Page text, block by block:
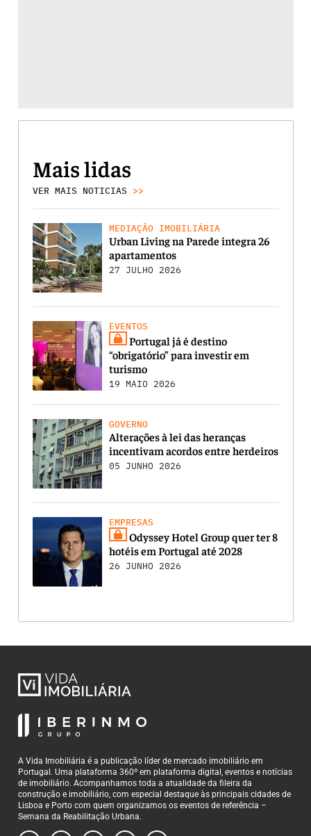
Mais lidas
VER MAIS NOTICIAS >>
MEDIAÇÃO IMOBILIÁRIA
Urban Living na Parede integra 26
apartamentos
27 JULHO 2026
EVENTOS
Portugal já é destino
“obrigatório” para investir em
turismo
19 MAIO 2026
GOVERNO
Alterações à lei das heranças
incentivam acordos entre herdeiros
05 JUNHO 2026
EMPRESAS
Odyssey Hotel Group quer ter 8
hotéis em Portugal até 2028
26 JUNHO 2026
A Vida Imobiliária é a publicação líder de mercado imobiliário em
Portugal. Uma plataforma 360º em plataforma digital, eventos e notícias
de imobiliário. Acompanhamos toda a atualidade da fileira da
construção e imobiliário, com especial destaque às principais cidades de
Lisboa e Porto com quem organizamos os eventos de referência –
Semana da Reabilitação Urbana.